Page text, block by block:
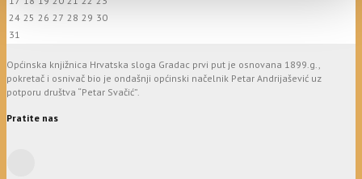
24 25 26 27 28 29 30
31
Općinska knjižnica Hrvatska sloga Gradac prvi put je osnovana 1899.g.,
pokretač i osnivač bio je ondašnji općinski načelnik Petar Andrijašević uz
potporu društva “Petar Svačić”.
Pratite nas